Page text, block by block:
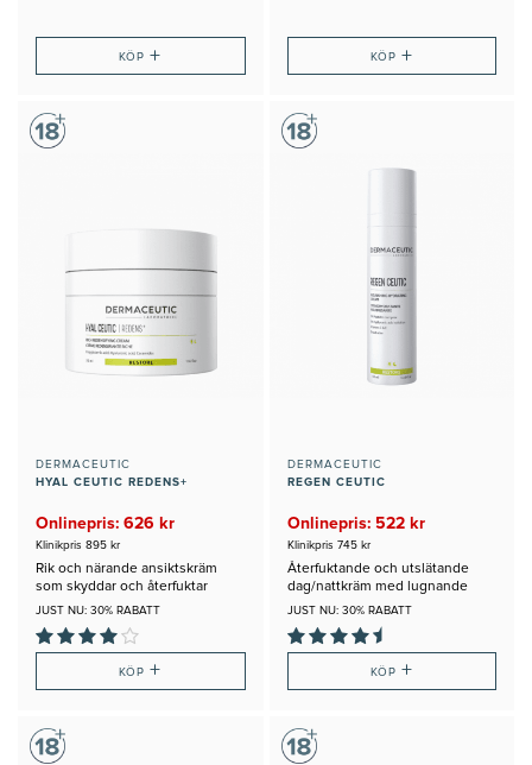
KÖP+ KÖP +
DERMACEUTIC
HYAL CEUTIC REDENS+
Onlinepris: 626 kr
Klinikpris 895 kr
Rik och närande ansiktskräm
som skyddar och återfuktar
JUST NU: 30% RABATT
KÖP+
DERMACEUTIC
REGEN CEUTIC
Onlinepris: 522 kr
Klinikpris 745 kr
Återfuktande och utslätande
dag/nattkräm med lugnande
egenskaper
JUST NU: 30% RABATT
KÖP +